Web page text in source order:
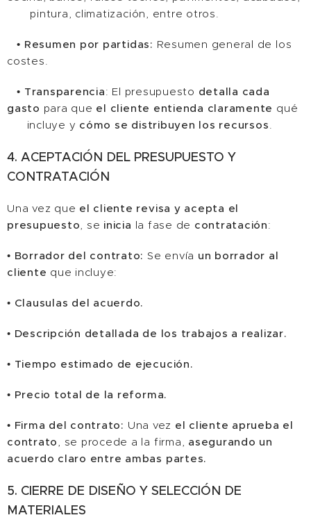
pintura, climatización, entre otros.
• Resumen por partidas: Resumen general de los
costes.
• Transparencia: El presupuesto detalla cada
gasto para que el cliente entienda claramente qué
incluye y cómo se distribuyen los recursos.
4. ACEPTACIÓN DEL PRESUPUESTO Y
CONTRATACIÓN
Una vez que el cliente revisa y acepta el
presupuesto, se inicia la fase de contratación:
• Borrador del contrato:Se envía un borrador al
cliente que incluye:
• Clausulas del acuerdo.
• Descripción detallada de los trabajos a realizar.
• Tiempo estimado de ejecución.
• Precio total de la reforma.
• Firma del contrato: Una vez el cliente aprueba el
contrato, se procede a la firma, asegurando un
acuerdo claro entre ambas partes.
5. CIERRE DE DISEÑO Y SELECCIÓN DE
MATERIALES